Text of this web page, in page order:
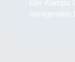
Der Kampa
reinigenden